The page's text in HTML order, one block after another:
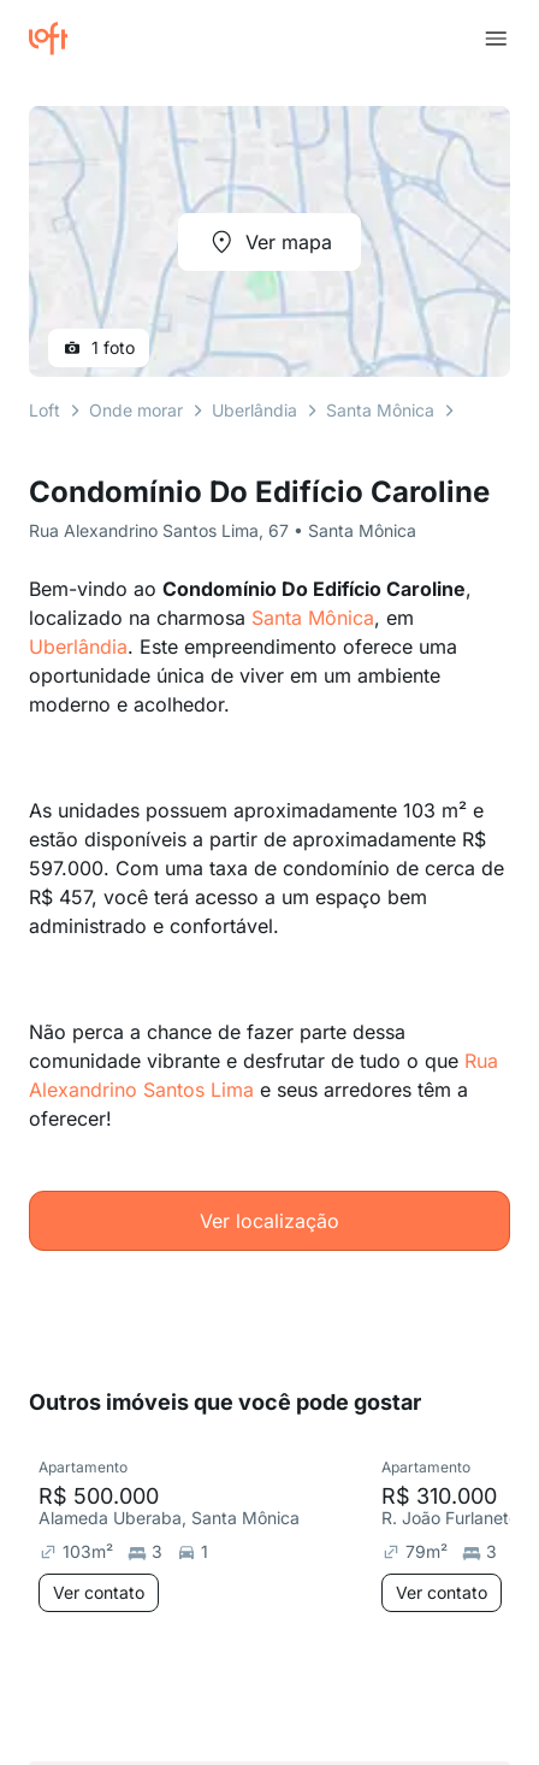
Condomínio Do Edifício Caroline
Rua Alexandrino Santos Lima, 67 • Santa Mônica
Bem-vindo ao Condomínio Do Edifício Caroline,
localizado na charmosa Santa Mônica, em
Uberlândia. Este empreendimento oferece uma
oportunidade única de viver em um ambiente
moderno e acolhedor.
As unidades possuem aproximadamente 103 m² e
estão disponíveis a partir de aproximadamente R$
597.000. Com uma taxa de condomínio de cerca de
R$ 457, você terá acesso a um espaço bem
administrado e confortável.
Não perca a chance de fazer parte dessa
comunidade vibrante e desfrutar de tudo o que Rua
Alexandrino Santos Lima e seus arredores têm a
oferecer!
Ver localização
Ver mapa
1 foto
Loft Onde morar Uberlândia Santa Mônica
Outros imóveis que você pode gostar
Apartamento
R$ 500.000
Alameda Uberaba, Santa Mônica
103m² 3
1
Ver contato
Apartamento
R$ 310.000
R. João Furlaneto,
79m² 3
Ver contato